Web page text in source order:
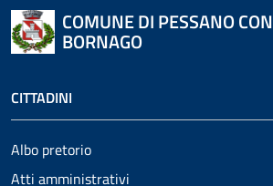
COMUNE DI PESSANO CON
BORNAGO
CITTADINI
Albo pretorio
Atti amministrativi